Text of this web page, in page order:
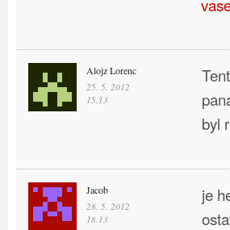
Alojz Lorenc
25. 5. 2012
15.13
byl
Jacob
28. 5. 2012
18.13
je